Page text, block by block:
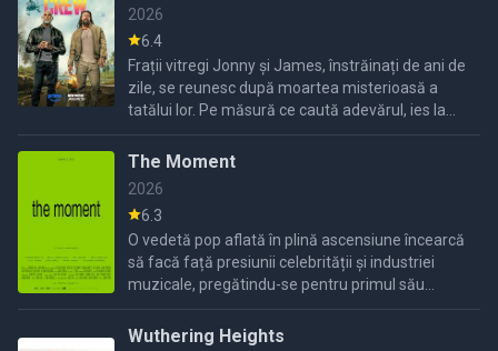
2026
6.4
Frații vitregi Jonny și James, înstrăinați de ani de
zile, se reunesc după moartea misterioasă a
tatălui lor. Pe măsură ce caută adevărul, ies la
iveală secrete bine ascunse și o conspirație care
...
The Moment
2026
6.3
O vedetă pop aflată în plină ascensiune încearcă
să facă față presiunii celebrității și industriei
muzicale, pregătindu-se pentru primul său
turneu major pe marile scene.
Wuthering Heights